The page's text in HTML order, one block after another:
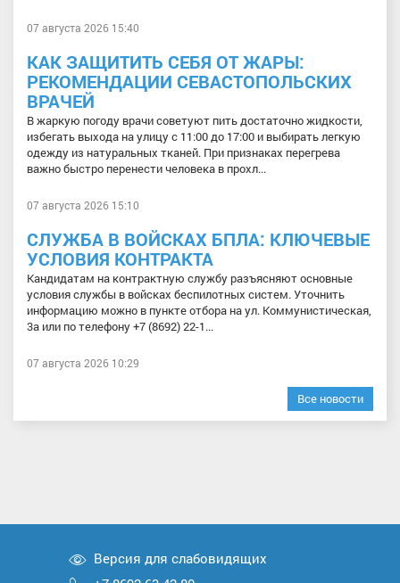
07 августа 2026 15:40
КАК ЗАЩИТИТЬ СЕБЯ ОТ ЖАРЫ:
РЕКОМЕНДАЦИИ СЕВАСТОПОЛЬСКИХ
ВРАЧЕЙ
В жаркую погоду врачи советуют пить достаточно жидкости,
избегать выхода на улицу с 11:00 до 17:00 и выбирать легкую
одежду из натуральных тканей. При признаках перегрева
важно быстро перенести человека в прохл...
07 августа 2026 15:10
СЛУЖБА В ВОЙСКАХ БПЛА: КЛЮЧЕВЫЕ
УСЛОВИЯ КОНТРАКТА
Кандидатам на контрактную службу разъясняют основные
условия службы в войсках беспилотных систем. Уточнить
информацию можно в пункте отбора на ул. Коммунистическая,
3а или по телефону +7 (8692) 22-1...
07 августа 2026 10:29
Все новости
Версия для слабовидящих